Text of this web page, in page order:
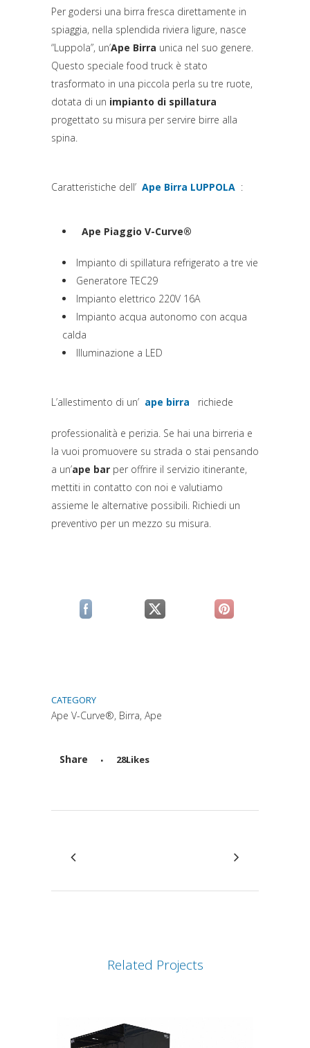
Per godersi una birra fresca direttamente in
spiaggia, nella splendida riviera ligure, nasce
“Luppola”, un’Ape Birra unica nel suo genere.
Questo speciale food truck è stato
trasformato in una piccola perla su tre ruote,
dotata di un impianto di spillatura
progettato su misura per servire birre alla
spina.
Caratteristiche dell’ Ape Birra LUPPOLA
(si apre in una nuova
:
Ape Piaggio V-Curve®
(si apre in una nuova scheda)
Impianto di spillatura refrigerato a tre vie
Generatore TEC29
Impianto elettrico 220V 16A
Impianto acqua autonomo con acqua
calda
Illuminazione a LED
L’allestimento di un’ ape birra
(si apre in una nuova
richiede
professionalità e perizia. Se hai una birreria e
la vuoi promuovere su strada o stai pensando
a un’ape bar per offrire il servizio itinerante,
mettiti in contatto con noi e valutiamo
assieme le alternative possibili. Richiedi un
preventivo per un mezzo su misura.
(si apre in una nuova scheda)
(si apre in una nuova scheda)
(si apre in una
CATEGORY
Ape V-Curve®, Birra, Ape
Share
Attiva comando
28Likes
Related Projects